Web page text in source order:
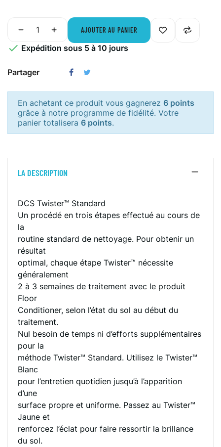
AJOUTER AU PANIER
 Expédition sous 5 à 10 jours
Partager
En achetant ce produit vous gagnerez 6 points
grâce à notre programme de fidélité. Votre
panier totalisera 6 points.
LA DESCRIPTION
DCS Twister™ Standard
Un procédé en trois étapes effectué au cours de
la
routine standard de nettoyage. Pour obtenir un
résultat
optimal, chaque étape Twister™ nécessite
généralement
2 à 3 semaines de traitement avec le produit
Floor
Conditioner, selon l’état du sol au début du
traitement.
Nul besoin de temps ni d’efforts supplémentaires
pour la
méthode Twister™ Standard. Utilisez le Twister™
Blanc
pour l’entretien quotidien jusqu’à l’apparition
d’une
surface propre et uniforme. Passez au Twister™
Jaune et
renforcez l’éclat pour faire ressortir la brillance
du sol.